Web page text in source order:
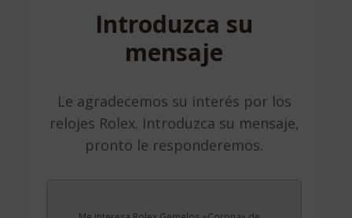
Introduzca su
mensaje
Le agradecemos su interés por los
relojes Rolex. Introduzca su mensaje,
pronto le responderemos.